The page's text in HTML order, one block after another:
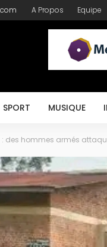
A Propos Equipe
SPORT MUSIQUE
des hommes armés